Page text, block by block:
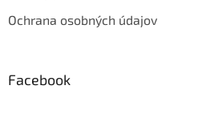
Ochrana osobných údajov
Facebook